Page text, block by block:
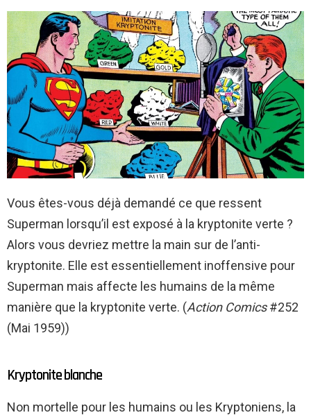
Vous êtes-vous déjà demandé ce que ressent
Superman lorsqu’il est exposé à la kryptonite verte ?
Alors vous devriez mettre la main sur de l’anti-
kryptonite. Elle est essentiellement inoffensive pour
Superman mais affecte les humains de la même
manière que la kryptonite verte. (Action Comics#252
(Mai 1959))
Kryptonite blanche
Non mortelle pour les humains ou les Kryptoniens, la